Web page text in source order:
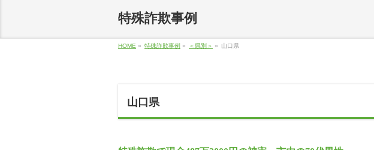
特殊詐欺事例
HOME » 特殊詐欺事例 » ＜県別＞ » 山口県
山口県